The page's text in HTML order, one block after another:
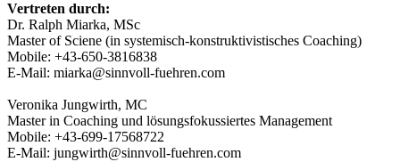
Vertreten durch:
Dr. Ralph Miarka, MSc
Master of Sciene (in systemisch-konstruktivistisches Coaching)
Mobile: +43-650-3816838
E-Mail: miarka@sinnvoll-fuehren.com
Veronika Jungwirth, MC
Master in Coaching und lösungsfokussiertes Management
Mobile: +43-699-17568722
E-Mail: jungwirth@sinnvoll-fuehren.com